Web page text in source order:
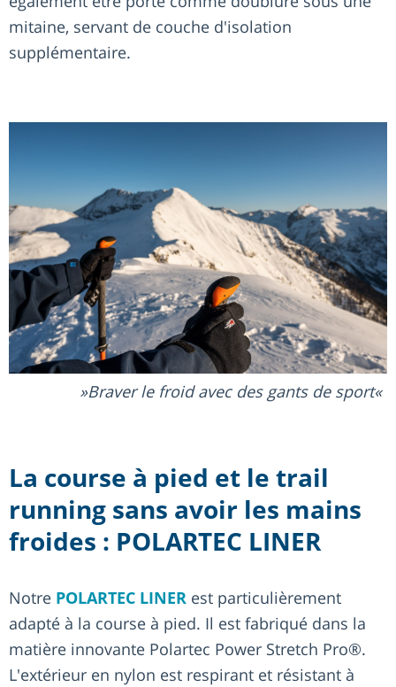
mitaine, servant de couche d'isolation
supplémentaire.
Braver le froid avec des gants de sport
La course à pied et le trail
running sans avoir les mains
froides : POLARTEC LINER
Notre POLARTEC LINER est particulièrement
adapté à la course à pied. Il est fabriqué dans la
matière innovante Polartec Power Stretch Pro®.
L'extérieur en nylon est respirant et résistant à